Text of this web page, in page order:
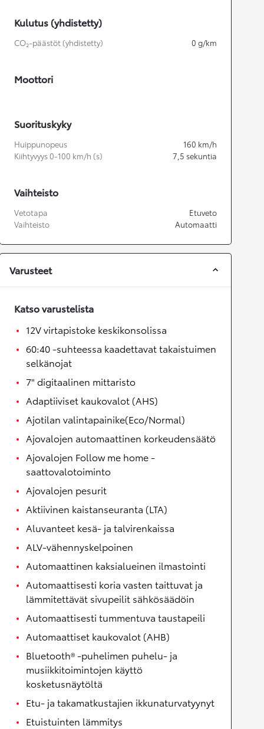
Kulutus (yhdistetty)
CO₂-päästöt (yhdistetty) 0 g/km
Moottori
Suorituskyky
Huippunopeus 160 km/h
Kiihtyvyys 0-100 km/h (s)
7,5 sekuntia
Vaihteisto
Vetotapa
Etuveto
Vaihteisto
Automaatti
Varusteet
Katso varustelista
12V virtapistoke keskikonsolissa
60:40 -suhteessa kaadettavat takaistuimen
selkänojat
7" digitaalinen mittaristo
Adaptiiviset kaukovalot (AHS)
Ajotilan valintapainike(Eco/Normal)
Ajovalojen automaattinen korkeudensäätö
Ajovalojen Follow me home -
saattovalotoiminto
Ajovalojen pesurit
Aktiivinen kaistanseuranta (LTA)
Aluvanteet kesä- ja talvirenkaissa
ALV-vähennyskelpoinen
Automaattinen kaksialueinen ilmastointi
Automaattisesti koria vasten taittuvat ja
lämmitettävät sivupeilit sähkösäädöin
Automaattisesti tummentuva taustapeili
Automaattiset kaukovalot (AHB)
Bluetooth® -puhelimen puhelu- ja
musiikkitoimintojen käyttö
kosketusnäytöltä
Etu- ja takamatkustajien ikkunaturvatyynyt
Etuistuinten lämmitys